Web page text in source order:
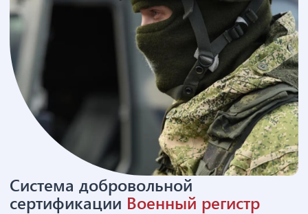
Система добровольной
сертификации Военный регистр